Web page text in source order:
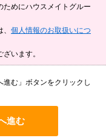
ためにハウスメイトグルー
個人情報のお取扱いにつ
います。
進む」ボタンをクリックし